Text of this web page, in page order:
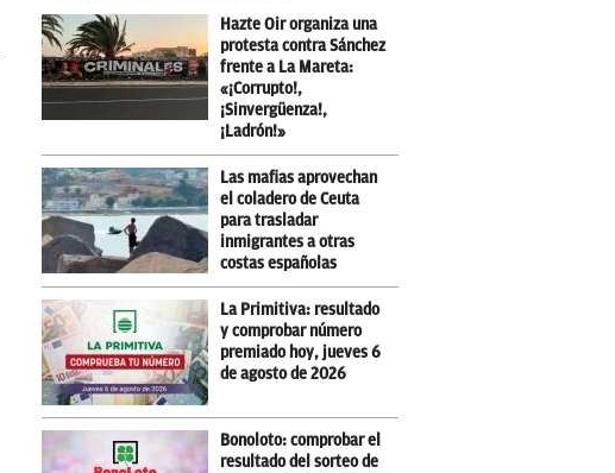
Hazte Oir organiza una
protesta contra Sánchez
frente a La Mareta:
«¡Corrupto!,
¡Sinvergüenza!,
¡Ladrón!»
Las mafias aprovechan
el coladero de Ceuta
para trasladar
inmigrantes a otras
costas españolas
La Primitiva: resultado
y comprobar número
premiado hoy, jueves 6
de agosto de 2026
Bonoloto: comprobar el
resultado del sorteo de